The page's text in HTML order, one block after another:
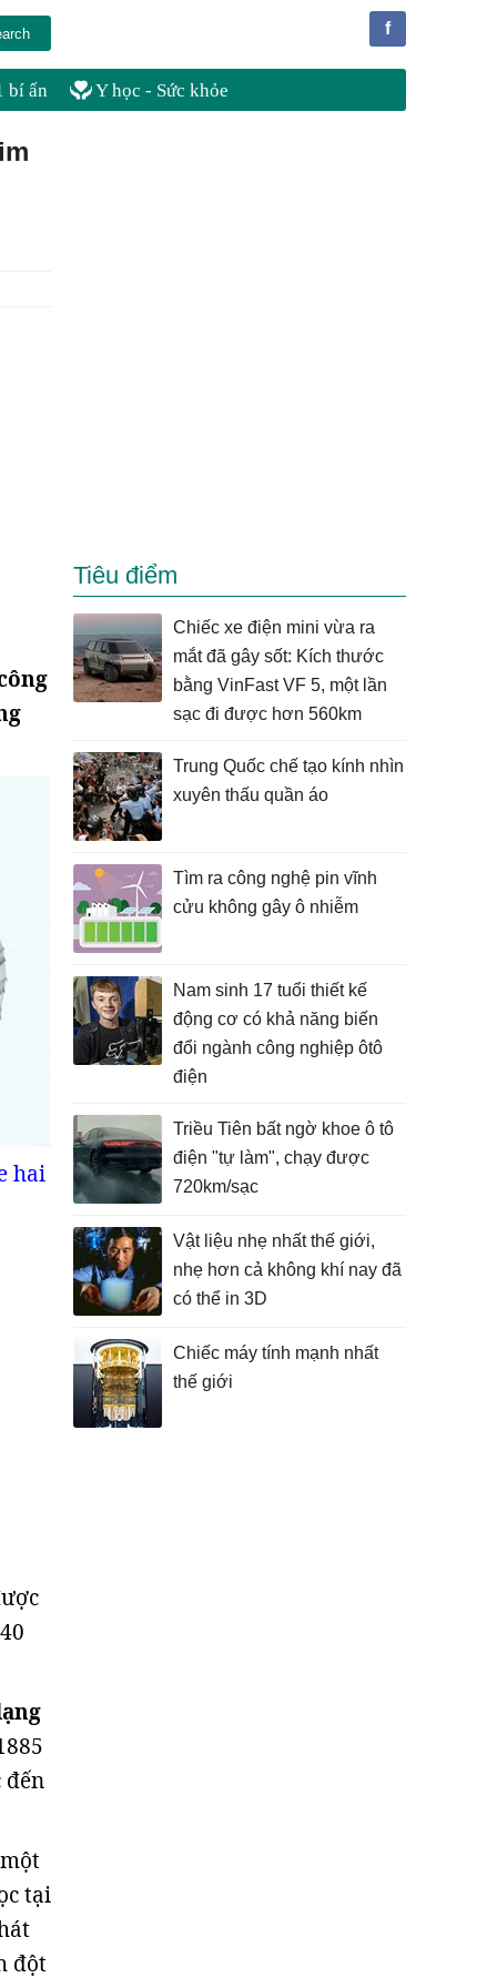
f
bí ẩn Y học - Sức khỏe
hai
đến
tại
đột
Tiêu điểm
Chiếc xe điện mini vừa ra
mắt đã gây sốt: Kích thước
bằng VinFast VF 5, một lần
sạc đi được hơn 560km
Trung Quốc chế tạo kính nhìn
xuyên thấu quần áo
Tìm ra công nghệ pin vĩnh
cửu không gây ô nhiễm
Nam sinh 17 tuổi thiết kế
động cơ có khả năng biến
đổi ngành công nghiệp ôtô
điện
Triều Tiên bất ngờ khoe ô tô
điện "tự làm", chạy được
720km/sạc
Vật liệu nhẹ nhất thế giới,
nhẹ hơn cả không khí nay đã
có thể in 3D
Chiếc máy tính mạnh nhất
thế giới